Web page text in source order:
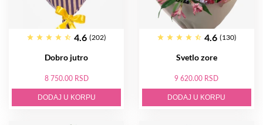
4.6 (202)
Dobro jutro
8 750.00 RSD
DODAJ U KORPU
4.6 (130)
Svetlo zore
9 620.00 RSD
DODAJ U KORPU